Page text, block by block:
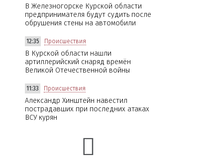
В Железногорске Курской области
предпринимателя будут судить после
обрушения стены на автомобили
12:35 Происшествия
В Курской области нашли
артиллерийский снаряд времён
Великой Отечественной войны
11:33 Происшествия
Александр Хинштейн навестил
пострадавших при последних атаках
ВСУ курян